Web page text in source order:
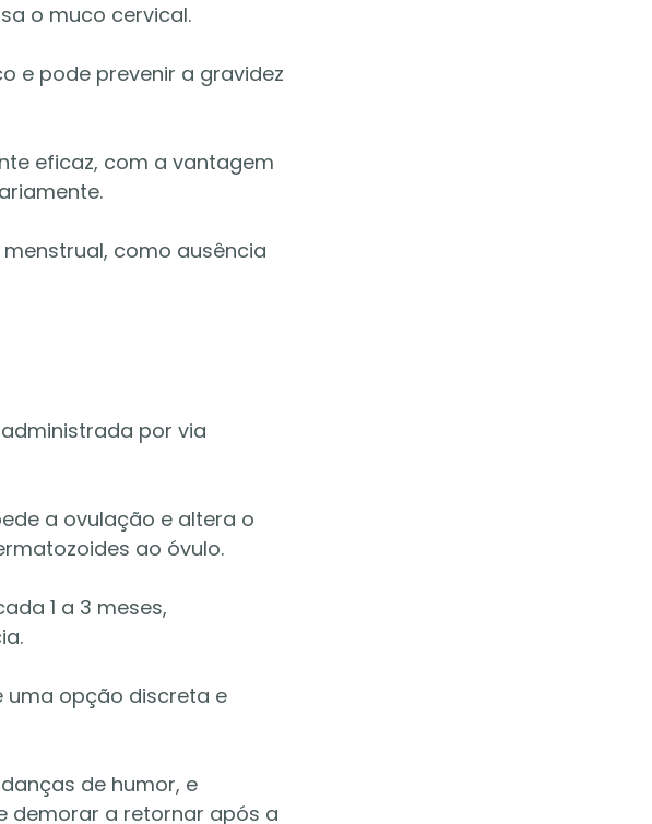
o muco cervical.
e pode prevenir a gravidez
eficaz, com a vantagem
como ausência
por via
a ovulação e altera o
ao óvulo.
1 a 3 meses,
uma opção discreta e
de humor, e
demorar a retornar após a